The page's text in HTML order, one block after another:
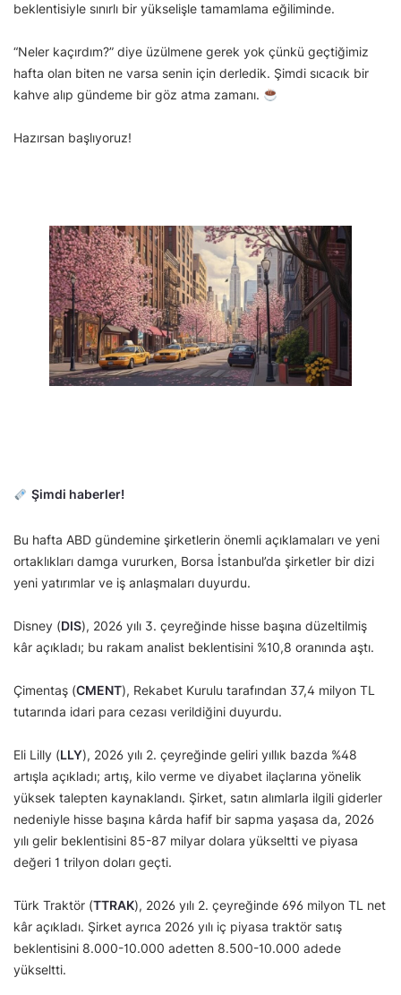
beklentisiyle sınırlı bir yükselişle tamamlama eğiliminde.
“Neler kaçırdım?” diye üzülmene gerek yok çünkü geçtiğimiz
hafta olan biten ne varsa senin için derledik. Şimdi sıcacık bir
kahve alıp gündeme bir göz atma zamanı.
Hazırsan başlıyoruz!
Şimdi haberler!
Bu hafta ABD gündemine şirketlerin önemli açıklamaları ve yeni
ortaklıkları damga vururken, Borsa İstanbul’da şirketler bir dizi
yeni yatırımlar ve iş anlaşmaları duyurdu.
Disney (DIS), 2026 yılı 3. çeyreğinde hisse başına düzeltilmiş
kâr açıkladı; bu rakam analist beklentisini %10,8 oranında aştı.
Çimentaş (CMENT), Rekabet Kurulu tarafından 37,4 milyon TL
tutarında idari para cezası verildiğini duyurdu.
Eli Lilly (LLY), 2026 yılı 2. çeyreğinde geliri yıllık bazda %48
artışla açıkladı; artış, kilo verme ve diyabet ilaçlarına yönelik
yüksek talepten kaynaklandı. Şirket, satın alımlarla ilgili giderler
nedeniyle hisse başına kârda hafif bir sapma yaşasa da, 2026
yılı gelir beklentisini 85-87 milyar dolara yükseltti ve piyasa
değeri 1 trilyon doları geçti.
Türk Traktör (TTRAK), 2026 yılı 2. çeyreğinde 696 milyon TL net
kâr açıkladı. Şirket ayrıca 2026 yılı iç piyasa traktör satış
beklentisini 8.000-10.000 adetten 8.500-10.000 adede
yükseltti.